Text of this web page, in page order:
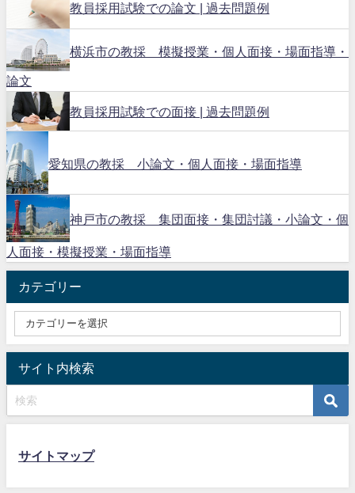
教員採用試験での論文 | 過去問題例
横浜市の教採 模擬授業・個人面接・場面指導・
論文
教員採用試験での面接 | 過去問題例
愛知県の教採 小論文・個人面接・場面指導
神戸市の教採 集団面接・集団討議・小論文・個
人面接・模擬授業・場面指導
カテゴリー
サイト内検索
サイトマップ